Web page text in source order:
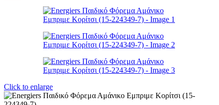
Click to enlarge